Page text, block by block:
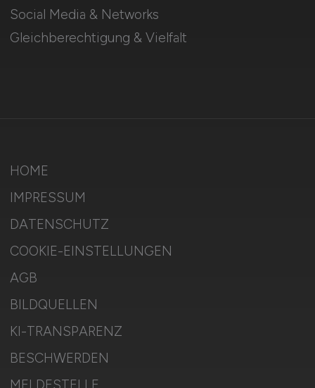
Social Media & Networks
Gleichberechtigung & Vielfalt
HOME
IMPRESSUM
DATENSCHUTZ
COOKIE-EINSTELLUNGEN
AGB
BILDQUELLEN
KI-TRANSPARENZ
BESCHWERDEN
MELDESTELLE